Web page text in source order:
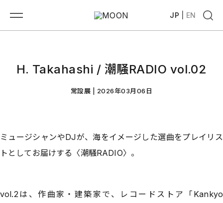
JP EN
H. Takahashi / 潮騒RADIO vol.02
常設展 | 2026年03月06日
ミュージシャンやDJが、海をイメージした選曲をプレイリス
トとしてお届けする〈潮騒RADIO〉。
vol.2は、作曲家・建築家で、レコードストア「Kankyo